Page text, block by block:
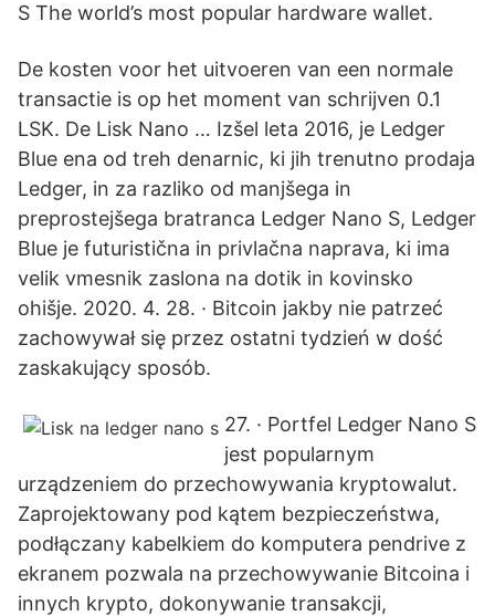
S The world’s most popular hardware wallet.
De kosten voor het uitvoeren van een normale
transactie is op het moment van schrijven 0.1
LSK. De Lisk Nano … Izšel leta 2016, je Ledger
Blue ena od treh denarnic, ki jih trenutno prodaja
Ledger, in za razliko od manjšega in
preprostejšega bratranca Ledger Nano S, Ledger
Blue je futuristična in privlačna naprava, ki ima
velik vmesnik zaslona na dotik in kovinsko
ohišje. 2020. 4. 28. · Bitcoin jakby nie patrzeć
zachowywał się przez ostatni tydzień w dość
zaskakujący sposób.
27. · Portfel Ledger Nano S
jest popularnym
urządzeniem do przechowywania kryptowalut.
Zaprojektowany pod kątem bezpieczeństwa,
podłączany kabelkiem do komputera pendrive z
ekranem pozwala na przechowywanie Bitcoina i
innych krypto, dokonywanie transakcji,